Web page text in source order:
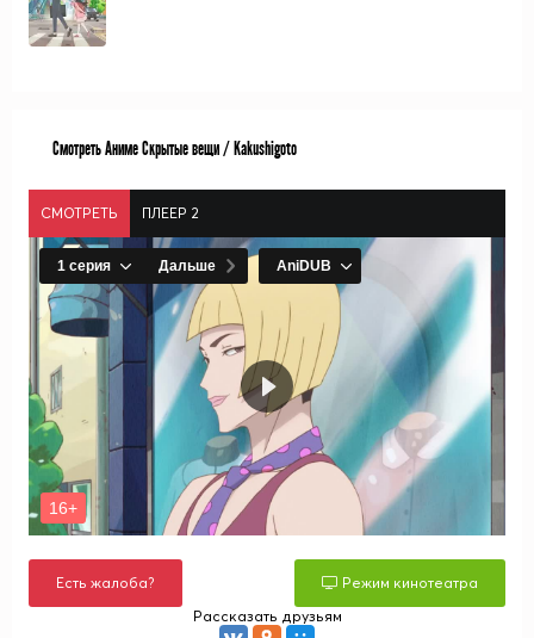
Смотреть Аниме Скрытые вещи / Kakushigoto
СМОТРЕТЬ ПЛЕЕР 2
Есть жалоба?
Режим кинотеатра
Рассказать друзьям